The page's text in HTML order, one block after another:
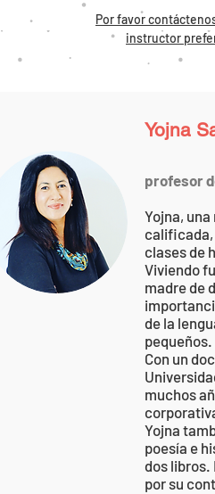
Por favor
instructor
Yojna
profesor
Yojna,
calificada,
clases de
Viviendo
madre de
de la
pequeños.
Con un
muchos
Yojna
poesía e
dos libros.
por su